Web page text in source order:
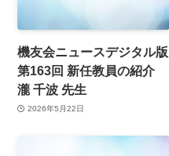
機友会ニュースデジタル版
第163回 新任教員の紹介
瀧 千波 先生
2026年5月22日